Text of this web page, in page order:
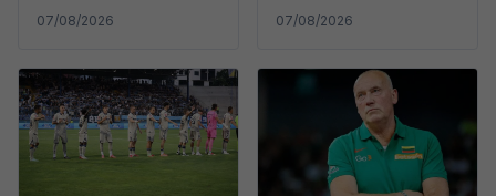
07/08/2026 07/08/2026